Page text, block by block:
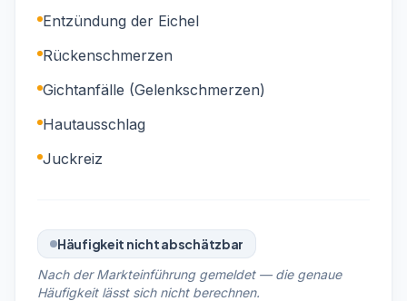
Entzündung der Eichel
Rückenschmerzen
Gichtanfälle (Gelenkschmerzen)
Hautausschlag
Juckreiz
Häufigkeit nicht abschätzbar
Nach der Markteinführung gemeldet — die genaue
Häufigkeit lässt sich nicht berechnen.